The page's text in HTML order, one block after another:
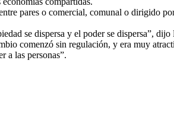
pares o comercial, comunal o dirigido
se dispersa y el poder se dispersa”,
comenzó sin regulación, y era muy
a las personas”.